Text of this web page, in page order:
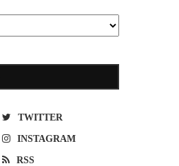
TWITTER
INSTAGRAM
RSS